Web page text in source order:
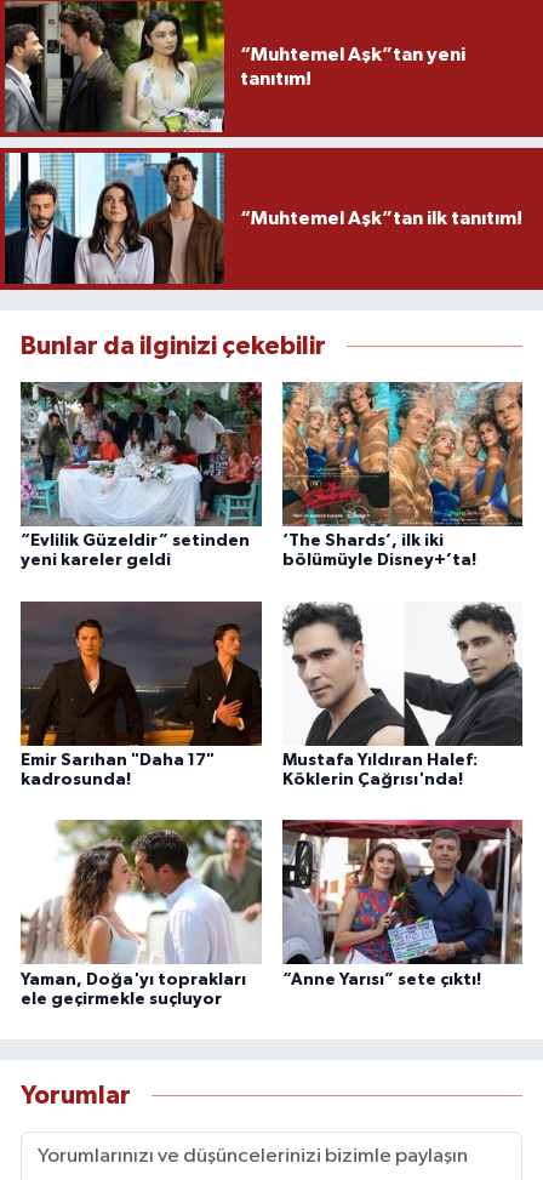
“Muhtemel Aşk”tan yeni
tanıtım!
“Muhtemel Aşk”tan ilk tanıtım!
Bunlar da ilginizi çekebilir
“Evlilik Güzeldir” setinden
yeni kareler geldi
‘The Shards’, ilk iki
bölümüyle Disney+’ta!
Emir Sarıhan "Daha 17"
kadrosunda!
Mustafa Yıldıran Halef:
Köklerin Çağrısı'nda!
Yaman, Doğa'yı toprakları
ele geçirmekle suçluyor
“Anne Yarısı” sete çıktı!
Yorumlar